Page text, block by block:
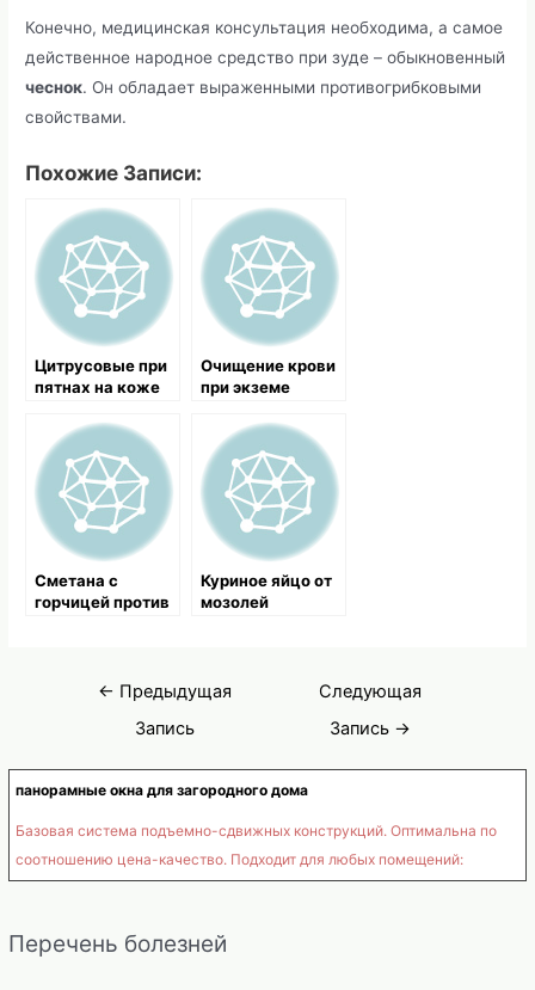
панорамные окна для загородного дома
Базовая система подъемно-сдвижных конструкций. Оптимальна по
соотношению цена-качество. Подходит для любых помещений:
Перечень болезней
Конечно, медицинская консультация необходима, а самое
действенное народное средство при зуде – обыкновенный
чеснок. Он обладает выраженными противогрибковыми
свойствами.
Похожие Записи:
Цитрусовые при
пятнах на коже
Очищение крови
при экземе
Сметана с
горчицей против
Куриное яйцо от
мозолей
Навигация
← Предыдущая
Запись
Следующая
Запись →